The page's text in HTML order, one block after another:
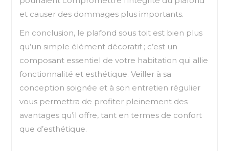
et causer des dommages plus importants.
En conclusion, le plafond sous toit est bien plus
qu’un simple élément décoratif ; c’est un
composant essentiel de votre habitation qui allie
fonctionnalité et esthétique. Veiller à sa
conception soignée et à son entretien régulier
vous permettra de profiter pleinement des
avantages qu’il offre, tant en termes de confort
que d’esthétique.